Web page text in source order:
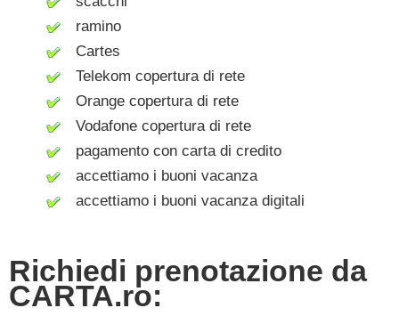
ramino
Cartes
Telekom copertura di rete
Orange copertura di rete
Vodafone copertura di rete
pagamento con carta di credito
accettiamo i buoni vacanza
accettiamo i buoni vacanza digitali
Richiedi prenotazione da
CARTA.ro: